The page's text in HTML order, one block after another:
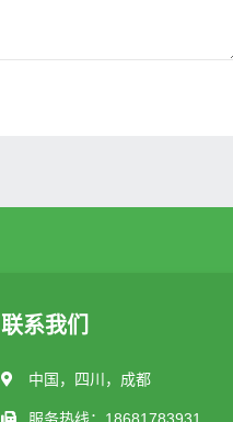
联系我们
中国，四川，成都